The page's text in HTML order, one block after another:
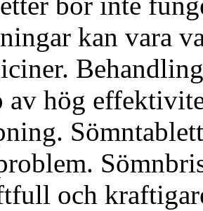
kan vara
av hög
och